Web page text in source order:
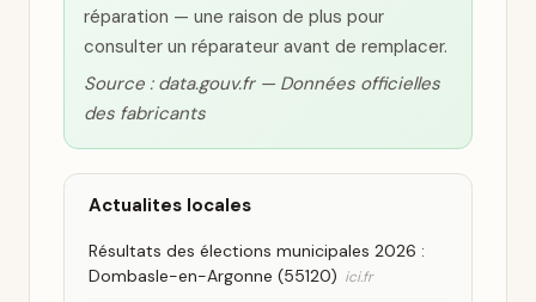
réparation — une raison de plus pour
consulter un réparateur avant de remplacer.
Source : data.gouv.fr — Données officielles
des fabricants
Actualites locales
Résultats des élections municipales 2026 :
Dombasle-en-Argonne (55120) ici.fr